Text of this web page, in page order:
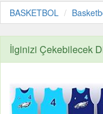
BASKETBOL
İlginizi Çekebilecek